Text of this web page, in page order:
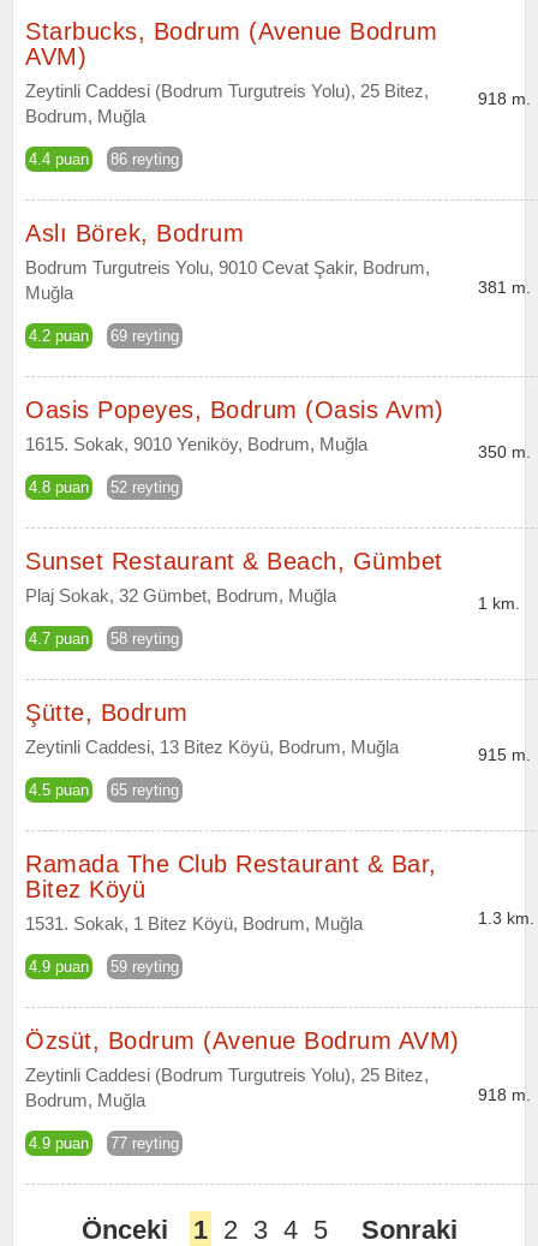
Starbucks, Bodrum (Avenue Bodrum
AVM)
Zeytinli Caddesi (Bodrum Turgutreis Yolu), 25 Bitez,
Bodrum, Muğla
4.4 puan 86 reyting
918 m.
Aslı Börek, Bodrum
Bodrum Turgutreis Yolu, 9010 Cevat Şakir, Bodrum,
Muğla
4.2 puan 69 reyting
381 m.
Oasis Popeyes, Bodrum (Oasis Avm)
1615. Sokak, 9010 Yeniköy, Bodrum, Muğla
4.8 puan 52 reyting
350 m.
Sunset Restaurant & Beach, Gümbet
Plaj Sokak, 32 Gümbet, Bodrum, Muğla
4.7 puan 58 reyting
1 km.
Şütte, Bodrum
Zeytinli Caddesi, 13 Bitez Köyü, Bodrum, Muğla
4.5 puan 65 reyting
915 m.
Ramada The Club Restaurant & Bar,
Bitez Köyü
1531. Sokak, 1 Bitez Köyü, Bodrum, Muğla
4.9 puan 59 reyting
1.3 km.
Özsüt, Bodrum (Avenue Bodrum AVM)
Zeytinli Caddesi (Bodrum Turgutreis Yolu), 25 Bitez,
Bodrum, Muğla
4.9 puan 77 reyting
918 m.
Önceki 1 2 3 4 5 Sonraki